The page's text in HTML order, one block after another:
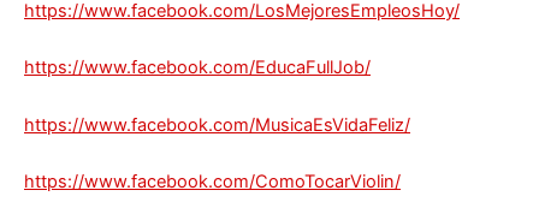
https://www.facebook.com/LosMejoresEmpleosHoy/
https://www.facebook.com/EducaFullJob/
https://www.facebook.com/MusicaEsVidaFeliz/
https://www.facebook.com/ComoTocarViolin/